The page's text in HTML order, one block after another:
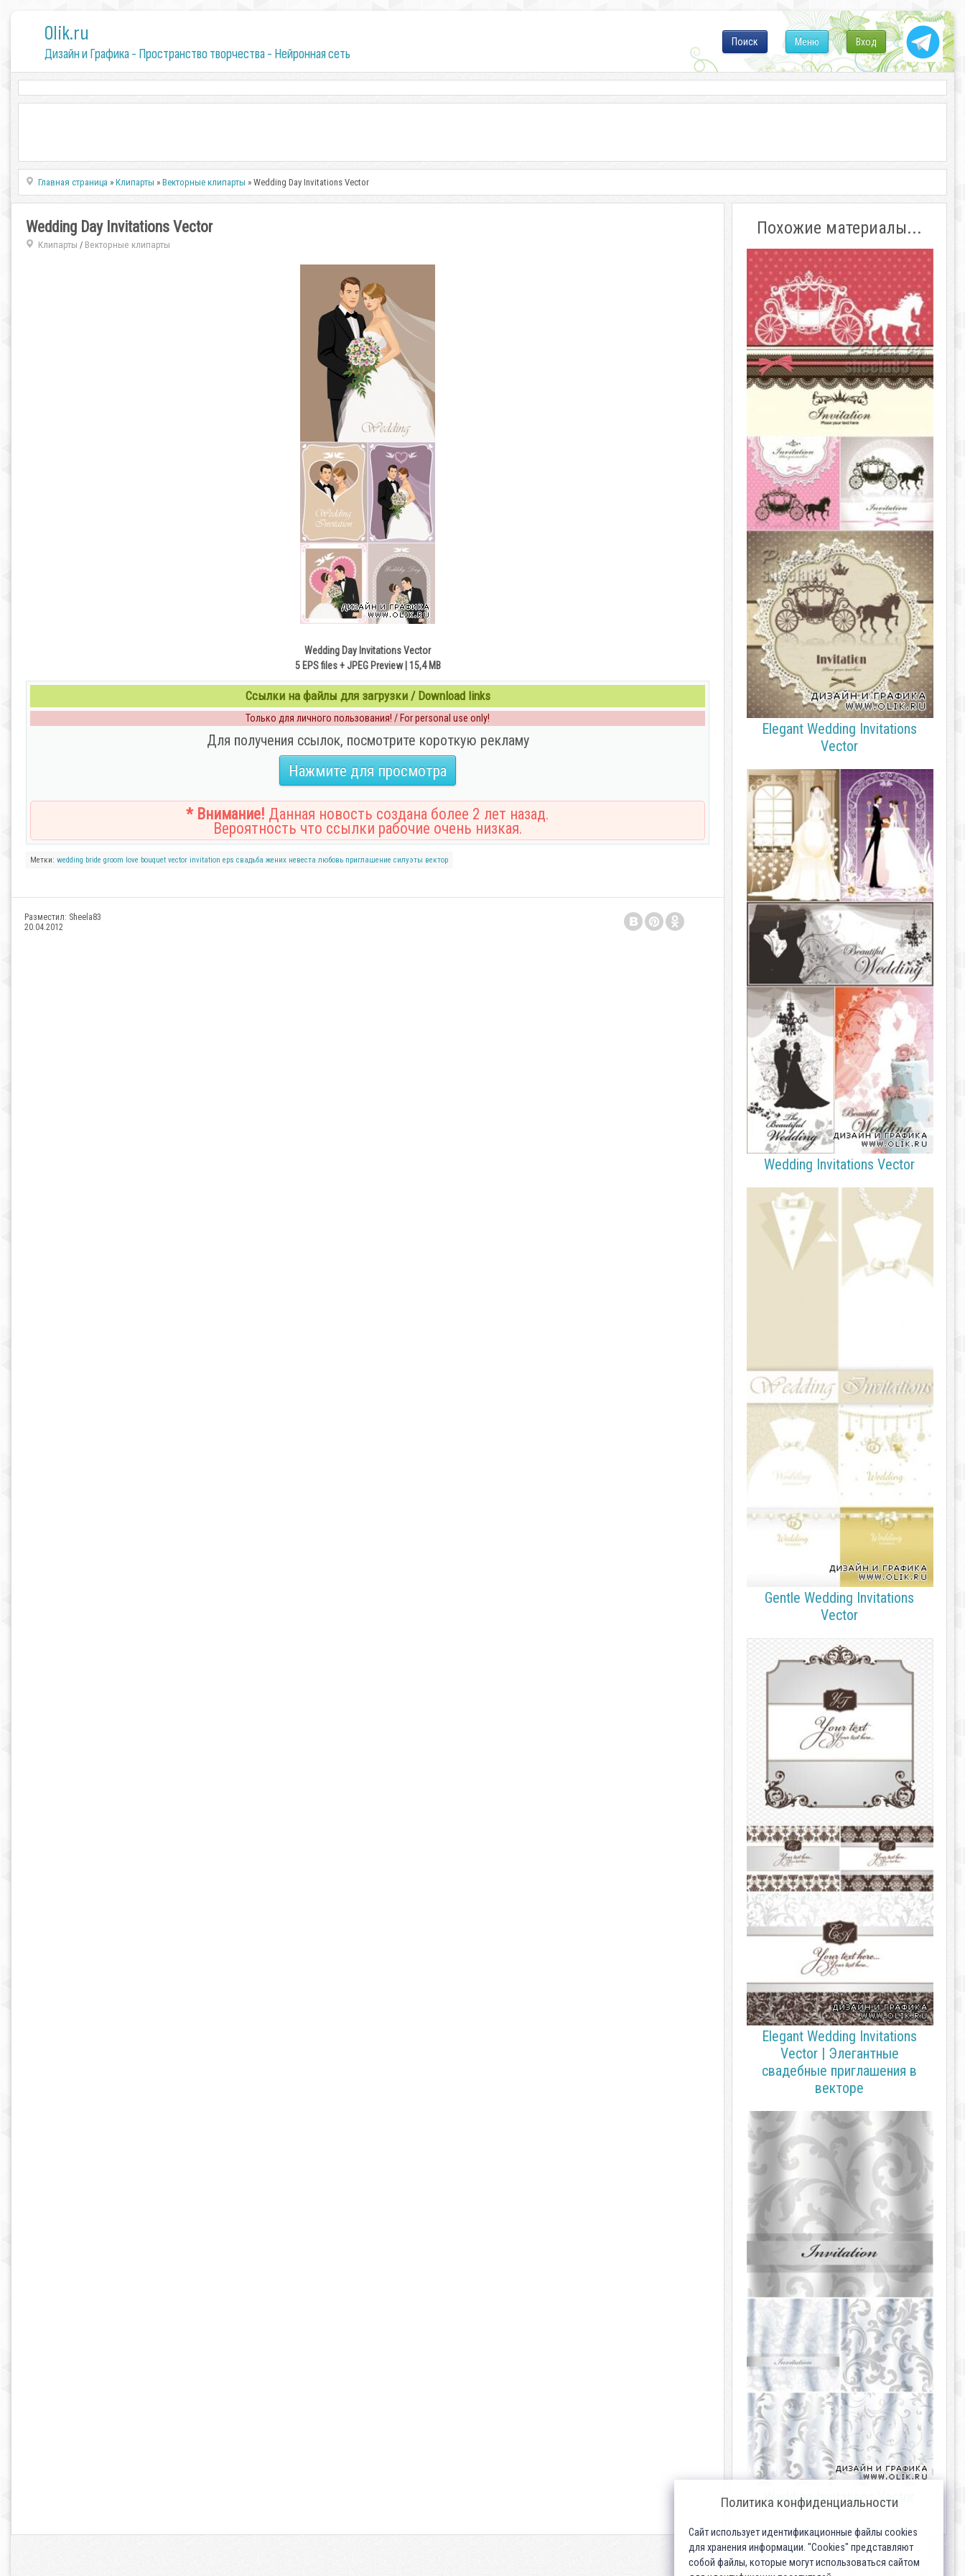
0lik.ru
Дизайн и Графика - Пространство творчества - Нейронная сеть
Вход
Меню
Поиск
Главная страница »Клипарты »Векторные клипарты » Wedding Day Invitations Vector
Wedding Day Invitations Vector
Клипарты / Векторные клипарты
Wedding Day Invitations Vector
5 EPS files + JPEG Preview | 15,4 MB
Ссылки на файлы для загрузки / Download links
Только для личного пользования! / For personal use only!
Для получения ссылок, посмотрите короткую рекламу
Нажмите для просмотра
* Внимание! Данная новость создана более 2 лет назад.
Вероятность что ссылки рабочие очень низкая.
Метки: wedding bride groom love bouquet vector invitation eps свадьба жених невеста любовь приглашение силуэты вектор
Разместил: Sheela83
20.04.2012
Похожие материалы...
Elegant Wedding Invitations
Vector
Wedding Invitations Vector
Gentle Wedding Invitations
Vector
Elegant Wedding Invitations
Vector | Элегантные
свадебные приглашения в
векторе
Wedding Invitations Vector
Политика конфиденциальности
Сайт использует идентификационные файлы cookies
для хранения информации. "Cookies" представляют
собой файлы, которые могут использоваться сайтом